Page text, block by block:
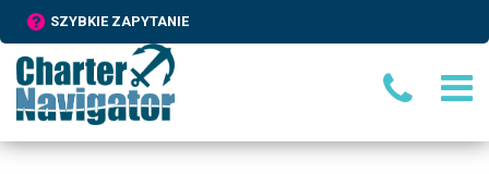
SZYBKIE ZAPYTANIE